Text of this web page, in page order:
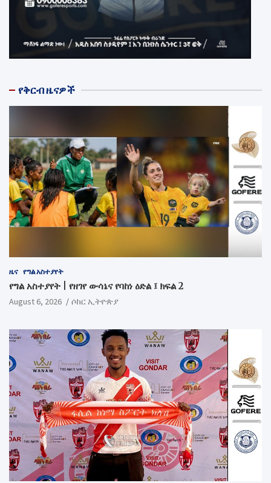
የቅርብ ዜናዎች
ዜና የግል አስተያየት
የግል አስተያየት | የዘገየ ውሳኔና የባከነ ዕድል ፤ ክፍል 2
August 6, 2026 ሶከር ኢትዮጵያ